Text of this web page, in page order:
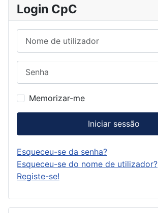
Login CpC
Memorizar-me
Iniciar sessão
Esqueceu-se da senha?
Esqueceu-se do nome de utilizador?
Registe-se!